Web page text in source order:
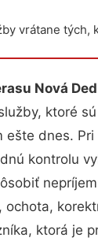
vrátane
Nová
ktoré
ešte dnes.
kontrolu
ktorá je